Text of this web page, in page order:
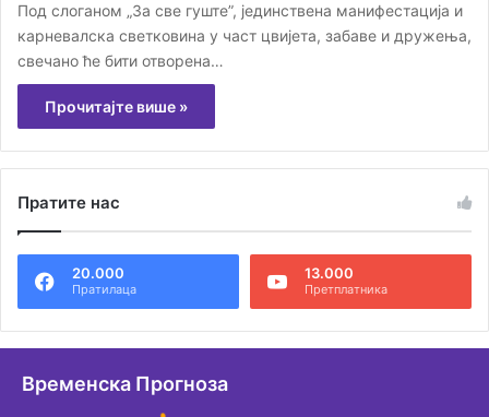
Под слоганом „За све гуште”, јединствена манифестација и
карневалска светковина у част цвијета, забаве и дружења,
свечано ће бити отворена…
Прочитајте више »
Пратите нас
20.000
Пратилаца
13.000
Претплатника
Временска Прогноза